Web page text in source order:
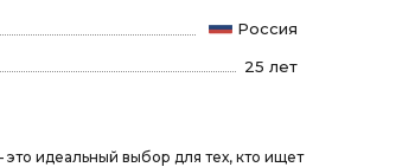
Россия
25 лет
идеальный выбор для тех, кто ищет